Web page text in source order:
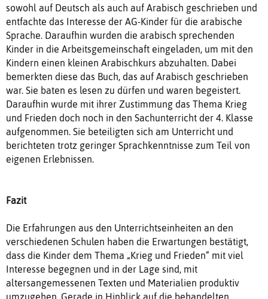
sowohl auf Deutsch als auch auf Arabisch geschrieben und
entfachte das Interesse der AG-Kinder für die arabische
Sprache. Daraufhin wurden die arabisch sprechenden
Kinder in die Arbeitsgemeinschaft eingeladen, um mit den
Kindern einen kleinen Arabischkurs abzuhalten. Dabei
bemerkten diese das Buch, das auf Arabisch geschrieben
war. Sie baten es lesen zu dürfen und waren begeistert.
Daraufhin wurde mit ihrer Zustimmung das Thema Krieg
und Frieden doch noch in den Sachunterricht der 4. Klasse
aufgenommen. Sie beteiligten sich am Unterricht und
berichteten trotz geringer Sprachkenntnisse zum Teil von
eigenen Erlebnissen.
Fazit
Die Erfahrungen aus den Unterrichtseinheiten an den
verschiedenen Schulen haben die Erwartungen bestätigt,
dass die Kinder dem Thema „Krieg und Frieden“ mit viel
Interesse begegnen und in der Lage sind, mit
altersangemessenen Texten und Materialien produktiv
umzugehen. Gerade in Hinblick auf die behandelten